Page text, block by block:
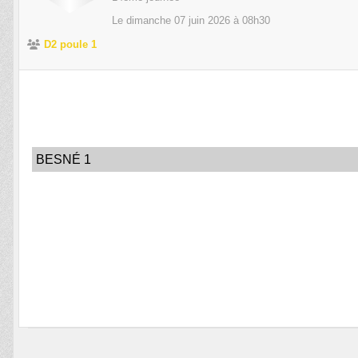
Le dimanche 07 juin 2026 à 08h30
D2 poule 1
BESNÉ 1